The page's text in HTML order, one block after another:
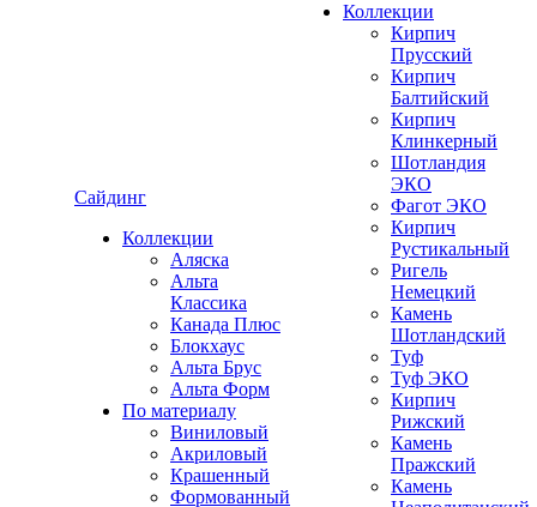
Сайдинг
Коллекции
Аляска
Альта
Классика
Канада Плюс
Блокхаус
Альта Брус
Альта Форм
По материалу
Виниловый
Акриловый
Крашенный
Формованный
Коллекции
Кирпич
Прусский
Кирпич
Балтийский
Кирпич
Клинкерный
Шотландия
ЭКО
Фагот ЭКО
Кирпич
Рустикальный
Ригель
Немецкий
Камень
Шотландский
Туф
Туф ЭКО
Кирпич
Рижский
Камень
Пражский
Камень